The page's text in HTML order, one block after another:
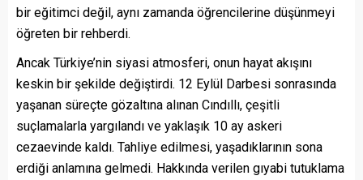
bir eğitimci değil, aynı zamanda öğrencilerine düşünmeyi
öğreten bir rehberdi.
Ancak Türkiye’nin siyasi atmosferi, onun hayat akışını
keskin bir şekilde değiştirdi. 12 Eylül Darbesi sonrasında
yaşanan süreçte gözaltına alınan Cındıllı, çeşitli
suçlamalarla yargılandı ve yaklaşık 10 ay askeri
cezaevinde kaldı. Tahliye edilmesi, yaşadıklarının sona
erdiği anlamına gelmedi. Hakkında verilen gıyabi tutuklama